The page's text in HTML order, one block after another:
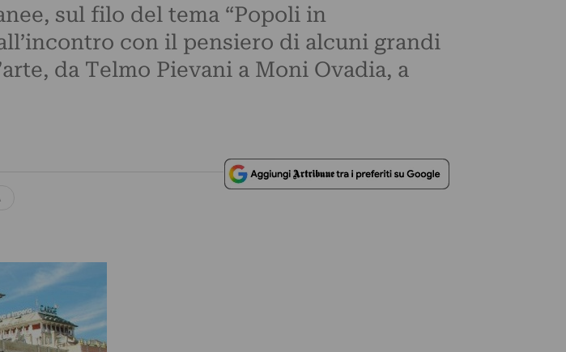
sul filo del tema “Popoli in
con il pensiero di alcuni grandi
da Telmo Pievani a Moni Ovadia, a